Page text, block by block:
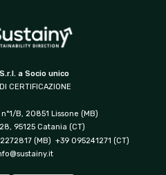
a Socio unico
CERTIFICAZIONE
B, 20851 Lissone (MB)
95125 Catania (CT)
(MB) +39 095241271 (CT)